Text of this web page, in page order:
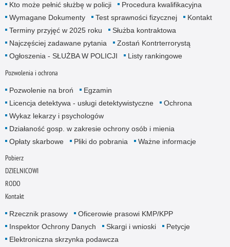
Kto może pełnić służbę w policji
Procedura kwalifikacyjna
Wymagane Dokumenty
Test sprawności fizycznej
Kontakt
Terminy przyjęć w 2025 roku
Służba kontraktowa
Najczęściej zadawane pytania
Zostań Kontrterrorystą
Ogłoszenia - SŁUŻBA W POLICJI
Listy rankingowe
Pozwolenia i ochrona
Pozwolenie na broń
Egzamin
Licencja detektywa - usługi detektywistyczne
Ochrona
Wykaz lekarzy i psychologów
Działaność gosp. w zakresie ochrony osób i mienia
Opłaty skarbowe
Pliki do pobrania Ważne informacje
Pobierz
DZIELNICOWI
RODO
Kontakt
Rzecznik prasowy
Oficerowie prasowi KMP/KPP
Inspektor Ochrony Danych
Skargi i wnioski
Petycje
Elektroniczna skrzynka podawcza